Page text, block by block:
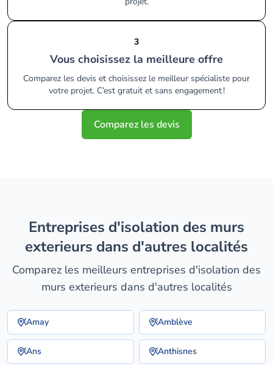
3
Vous choisissez la meilleure offre
Comparez les devis et choisissez le meilleur spécialiste pour
votre projet. C’est gratuit et sans engagement !
Comparez les devis
entreprises d'isolation des murs
exterieurs dans d'autres localités
Comparez les meilleurs entreprises d'isolation des
murs exterieurs dans d'autres localités
Amay Amblève
Ans Anthisnes